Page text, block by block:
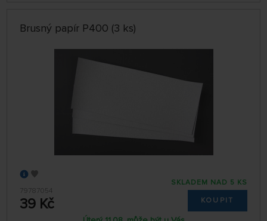
Brusný papír P400 (3 ks)
79787054
39 Kč
SKLADEM NAD 5 KS
KOUPIT